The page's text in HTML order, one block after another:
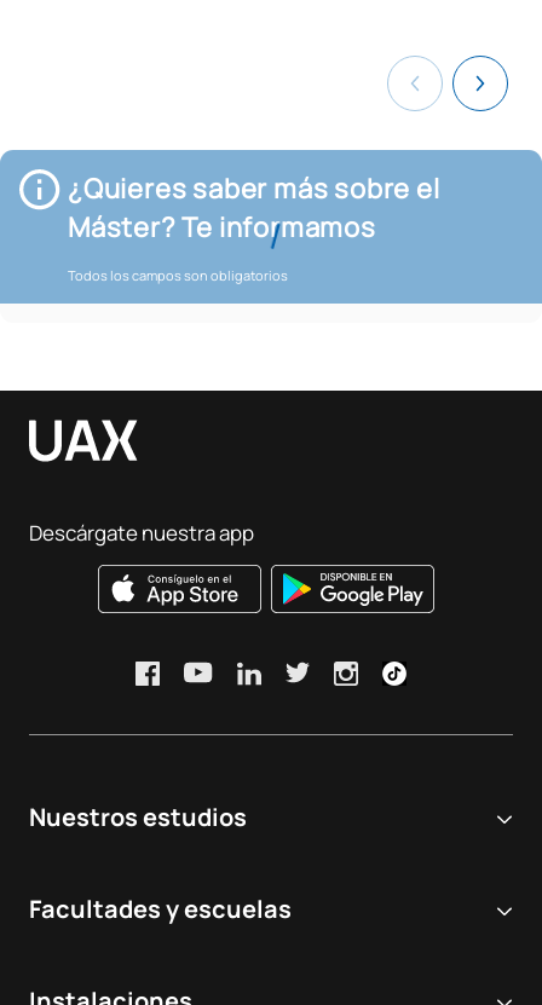
¿Quieres saber más sobre el
Máster? Te informamos
Todos los campos son obligatorios
Nuestros estudios
Grados Universitarios
Facultades y escuelas
Descárgate nuestra app